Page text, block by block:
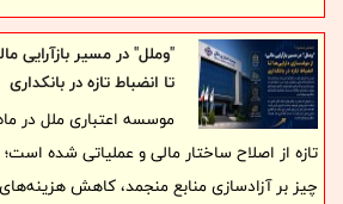
"وملل" در مسیر بازآرایی
تا انضباط تازه در بانکداری
موسسه اعتباری ملل در
تازه از اصلاح ساختار مالی و عملیاتی شده
چیز بر آزادسازی منابع منجمد، کاهش